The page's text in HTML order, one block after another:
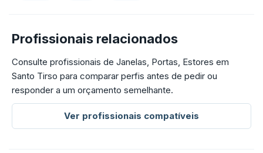
Profissionais relacionados
Consulte profissionais de Janelas, Portas, Estores em
Santo Tirso para comparar perfis antes de pedir ou
responder a um orçamento semelhante.
Ver profissionais compatíveis